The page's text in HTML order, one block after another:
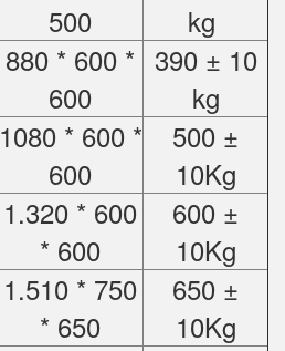
500
kg
880 * 600 *
600
390 ± 10
kg
1080 * 600 *
600
500 ±
10Kg
1.320 * 600
* 600
600 ±
10Kg
1.510 * 750
* 650
650 ±
10Kg